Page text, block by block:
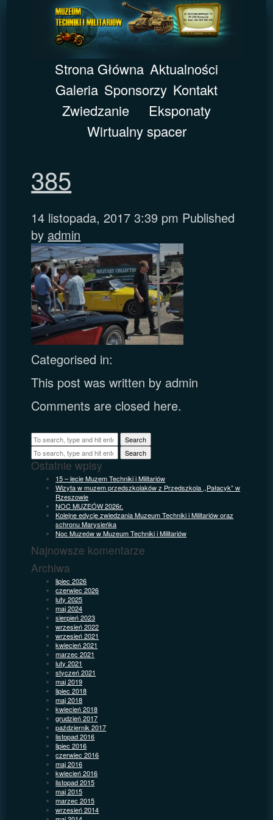
Strona Główna Aktualności
Galeria Sponsorzy Kontakt
Zwiedzanie
Eksponaty
Wirtualny spacer
385
14 listopada, 2017 3:39 pm Published
by admin
Categorised in:
This post was written by admin
Comments are closed here.
Search
Search
Ostatnie wpisy
15 – lecie Muzem Techniki i Militariów
Wizyta w muzem przedszkolaków z Przedszkola ,,Pałacyk” w
Rzeszowie
NOC MUZEÓW 2026r.
Kolejne edycje zwiedzania Muzeum Techniki i Militariów oraz
schronu Marysieńka
Noc Muzeów w Muzeum Techniki i Militariów
Najnowsze komentarze
Archiwa
lipiec 2026
czerwiec 2026
luty 2025
maj 2024
sierpień 2023
wrzesień 2022
wrzesień 2021
kwiecień 2021
marzec 2021
luty 2021
styczeń 2021
maj 2019
lipiec 2018
maj 2018
kwiecień 2018
grudzień 2017
październik 2017
listopad 2016
lipiec 2016
czerwiec 2016
maj 2016
kwiecień 2016
listopad 2015
maj 2015
marzec 2015
wrzesień 2014